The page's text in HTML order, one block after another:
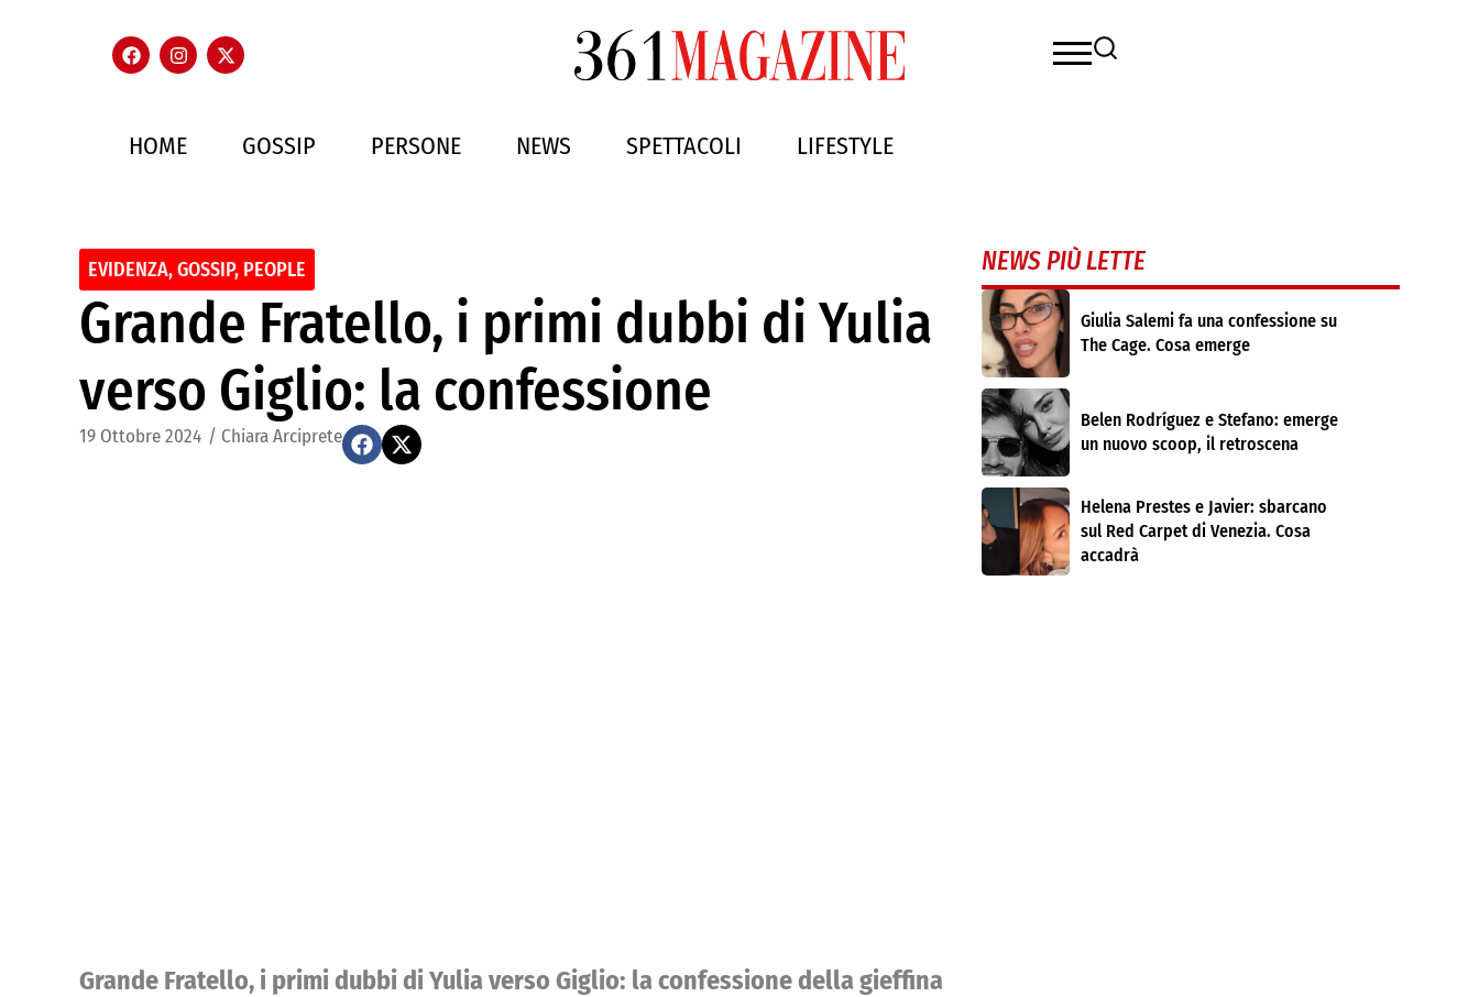
HOME GOSSIP PERSONE NEWS SPETTACOLI LIFESTYLE
EVIDENZA,GOSSIP, PEOPLE
Grande Fratello, i primi dubbi di Yulia
verso Giglio: la confessione
19 Ottobre 2024 / Chiara Arciprete
Grande Fratello, i primi dubbi di Yulia verso Giglio: la confessione della gieffina
NEWS PIÙ LETTE
Giulia Salemi fa una confessione su
The Cage. Cosa emerge
Belen Rodríguez e Stefano: emerge
un nuovo scoop, il retroscena
Helena Prestes e Javier: sbarcano
sul Red Carpet di Venezia. Cosa
accadrà